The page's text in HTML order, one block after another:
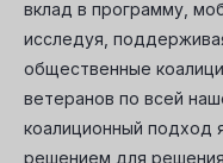
вклад в программу,
исследуя,
общественные
ветеранов по всей
коалиционный подход
решением для